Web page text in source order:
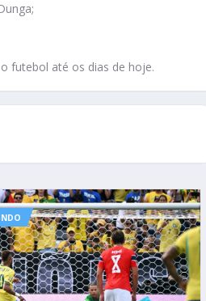
futebol até os dias de hoje.